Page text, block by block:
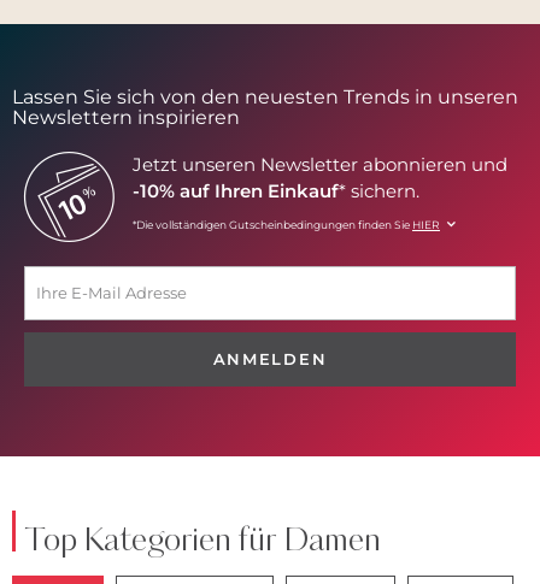
Lassen Sie sich von den neuesten Trends in unseren
Newslettern inspirieren
Jetzt unseren Newsletter abonnieren und
-10% auf Ihren Einkauf* sichern.
*Die vollständigen Gutscheinbedingungen finden Sie HIER
ANMELDEN
Top Kategorien für Damen